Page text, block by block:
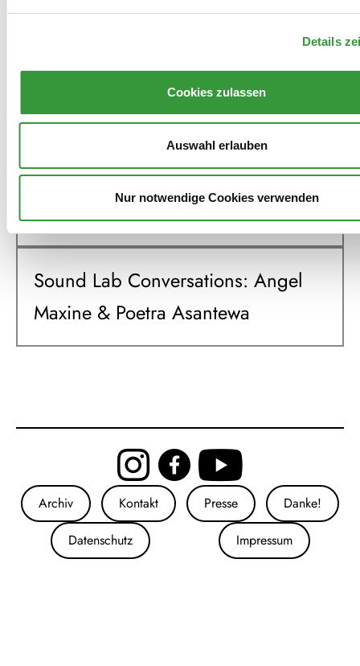
Details
Cookies zulassen
Auswahl erlauben
Nur notwendige Cookies verwenden
All2gethernow & Okhiogbe
Omonblanks Omonhinmin: Sound
Lab for Fluid Ways of Knowing
Sound Lab Conversations: Angel
Maxine & Poetra Asantewa
Archiv Kontakt Presse
Danke!
Datenschutz
Impressum